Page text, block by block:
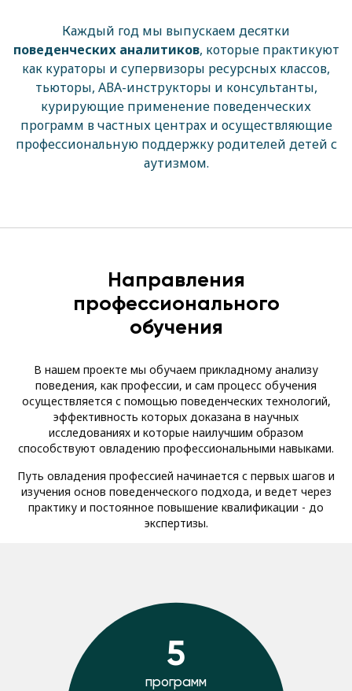
Каждый год мы выпускаем десятки
поведенческих аналитиков, которые практикуют
как кураторы и супервизоры ресурсных классов,
тьюторы, АВА-инструкторы и консультанты,
курирующие применение поведенческих
программ в частных центрах и осуществляющие
профессиональную поддержку родителей детей с
аутизмом.
Направления
профессионального
обучения
В нашем проекте мы обучаем прикладному анализу
поведения, как профессии, и сам процесс обучения
осуществляется с помощью поведенческих технологий,
эффективность которых доказана в научных
исследованиях и которые наилучшим образом
способствуют овладению профессиональными навыками.
Путь овладения профессией начинается с первых шагов и
изучения основ поведенческого подхода, и ведет через
практику и постоянное повышение квалификации - до
экспертизы.
5
программ